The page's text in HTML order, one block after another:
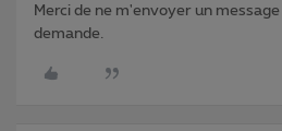
Merci de ne m'envoyer un
demande.